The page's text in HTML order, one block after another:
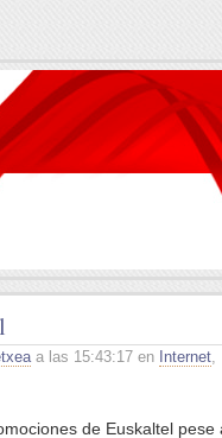
a las 15:43:17 en Internet,
de Euskaltel pese